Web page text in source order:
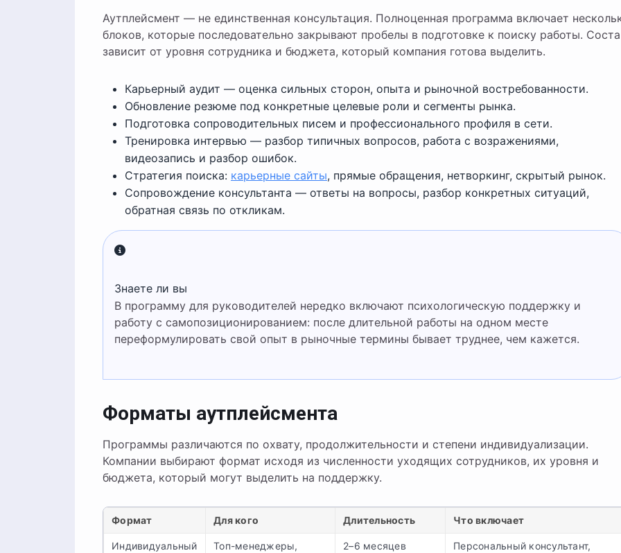
Аутплейсмент — не единственная консультация. Полноценная программа включает
блоков, которые последовательно закрывают пробелы в подготовке к поиску работы.
зависит от уровня сотрудника и бюджета, который компания готова выделить.
Карьерный аудит — оценка сильных сторон, опыта и рыночной востребованности.
Обновление резюме под конкретные целевые роли и сегменты рынка.
Подготовка сопроводительных писем и профессионального профиля в сети.
Тренировка интервью — разбор типичных вопросов, работа с возражениями,
видеозапись и разбор ошибок.
Стратегия поиска: карьерные сайты, прямые обращения, нетворкинг, скрытый рынок.
Сопровождение консультанта — ответы на вопросы, разбор конкретных ситуаций,
обратная связь по откликам.
Знаете ли вы
В программу для руководителей нередко включают психологическую поддержку и
работу с самопозиционированием: после длительной работы на одном месте
переформулировать свой опыт в рыночные термины бывает труднее, чем кажется.
Форматы аутплейсмента
Программы различаются по охвату, продолжительности и степени индивидуализации.
Компании выбирают формат исходя из численности уходящих сотрудников, их уровня и
бюджета, который могут выделить на поддержку.
Формат Для кого Длительность Что включает
Индивидуальный
Топ-менеджеры,
2–6 месяцев
Персональный консультант,